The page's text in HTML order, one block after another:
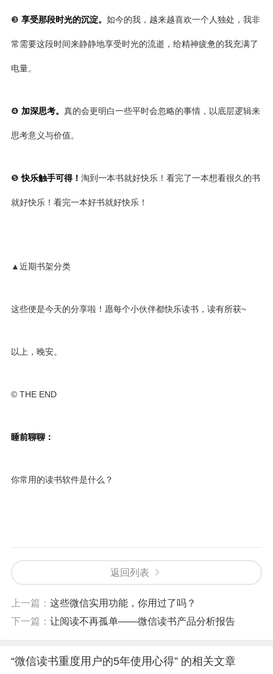
❸ 享受那段时光的沉淀。 如今的我，越来越喜欢一个人独处，我非
常需要这段时间来静静地享受时光的流逝，给精神疲惫的我充满了
电量。
❹ 加深思考。 真的会更明白一些平时会忽略的事情，以底层逻辑来
思考意义与价值。
❺快乐触手可得！ 淘到一本书就好快乐！看完了一本想看很久的书
就好快乐！看完一本好书就好快乐！
▲近期书架分类
这些便是今天的分享啦！愿每个小伙伴都快乐读书，读有所获~
以上，晚安。
© THE END
睡前聊聊：
你常用的读书软件是什么？
返回列表
上一篇： 这些微信实用功能，你用过了吗？
下一篇： 让阅读不再孤单——微信读书产品分析报告
“微信读书重度用户的5年使用心得” 的相关文章